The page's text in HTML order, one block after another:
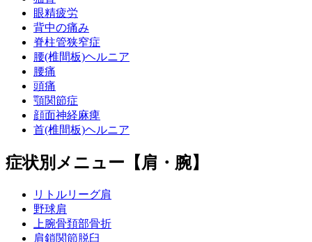
眼精疲労
背中の痛み
脊柱管狭窄症
腰(椎間板)ヘルニア
腰痛
頭痛
顎関節症
顔面神経麻痺
首(椎間板)ヘルニア
症状別メニュー【肩・腕】
リトルリーグ肩
野球肩
上腕骨頚部骨折
肩鎖関節脱臼